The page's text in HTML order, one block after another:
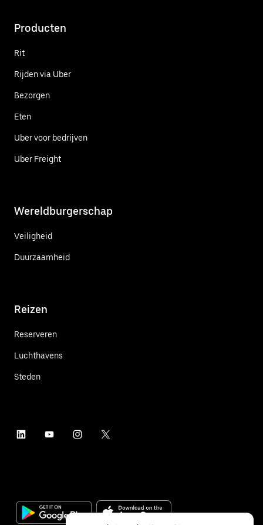
Producten
Rit
Rijden via Uber
Bezorgen
Eten
Uber voor bedrijven
Uber Freight
Wereldburgerschap
Veiligheid
Duurzaamheid
Reizen
Reserveren
Luchthavens
Steden